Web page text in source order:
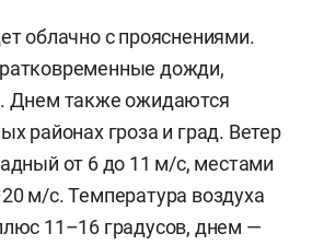
облачно с прояснениями.
дожди,
Днем также ожидаются
районах гроза и град. Ветер
от 6 до 11 м/с, местами
м/с. Температура воздуха
11–16 градусов, днем —